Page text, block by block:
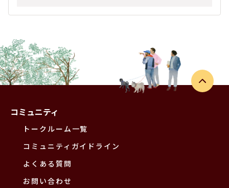
コミュニティ
トークルーム一覧
コミュニティガイドライン
よくある質問
お問い合わせ